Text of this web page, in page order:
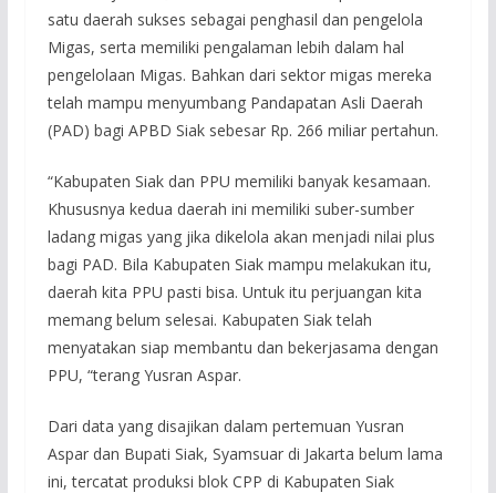
satu daerah sukses sebagai penghasil dan pengelola
Migas, serta memiliki pengalaman lebih dalam hal
pengelolaan Migas. Bahkan dari sektor migas mereka
telah mampu menyumbang Pandapatan Asli Daerah
(PAD) bagi APBD Siak sebesar Rp. 266 miliar pertahun.
“Kabupaten Siak dan PPU memiliki banyak kesamaan.
Khususnya kedua daerah ini memiliki suber-sumber
ladang migas yang jika dikelola akan menjadi nilai plus
bagi PAD. Bila Kabupaten Siak mampu melakukan itu,
daerah kita PPU pasti bisa. Untuk itu perjuangan kita
memang belum selesai. Kabupaten Siak telah
menyatakan siap membantu dan bekerjasama dengan
PPU, “terang Yusran Aspar.
Dari data yang disajikan dalam pertemuan Yusran
Aspar dan Bupati Siak, Syamsuar di Jakarta belum lama
ini, tercatat produksi blok CPP di Kabupaten Siak